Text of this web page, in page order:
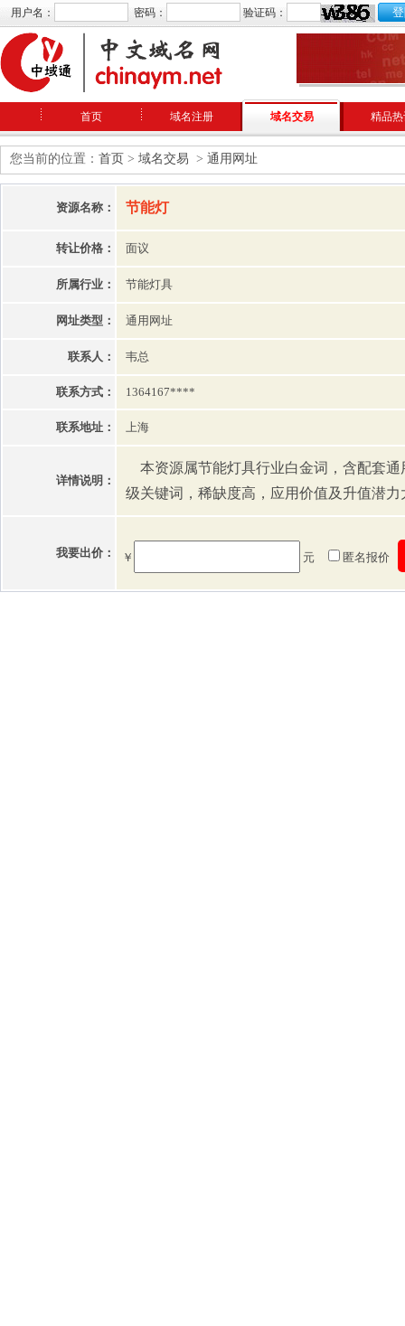
用户名： 密码： 验证码：
首页 域名注册 域名交易 精品
您当前的位置： 首页 > 域名交易 > 通用网址
资源名称： 节能灯
转让价格： 面议
所属行业： 节能灯具
网址类型： 通用网址
联系人： 韦总
联系方式： 1364167****
联系地址： 上海
详情说明：
本资源属节能灯具行业白金词，含配套通
级关键词，稀缺度高，应用价值及升值潜
我要出价： ￥ 元 匿名报价